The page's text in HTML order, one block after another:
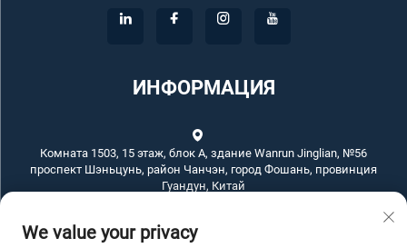
ИНФОРМАЦИЯ
Комната 1503, 15 этаж, блок А, здание Wanrun Jinglian, №56
проспект Шэньцунь, район Чанчэн, город Фошань, провинция
Гуандун, Китай
+86-757-83789311
We value your privacy